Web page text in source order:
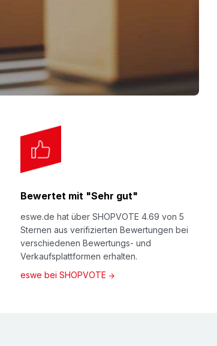
Bewertet mit "Sehr gut"
eswe.de hat über SHOPVOTE 4.69 von 5
Sternen aus verifizierten Bewertungen bei
verschiedenen Bewertungs- und
Verkaufsplattformen erhalten.
eswe bei SHOPVOTE